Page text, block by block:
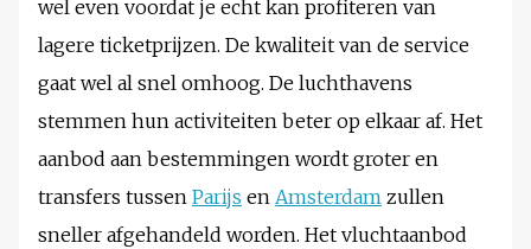
wel even voordat je echt kan profiteren van
lagere ticketprijzen. De kwaliteit van de service
gaat wel al snel omhoog. De luchthavens
stemmen hun activiteiten beter op elkaar af. Het
aanbod aan bestemmingen wordt groter en
transfers tussen Parijs en Amsterdam zullen
sneller afgehandeld worden. Het vluchtaanbod